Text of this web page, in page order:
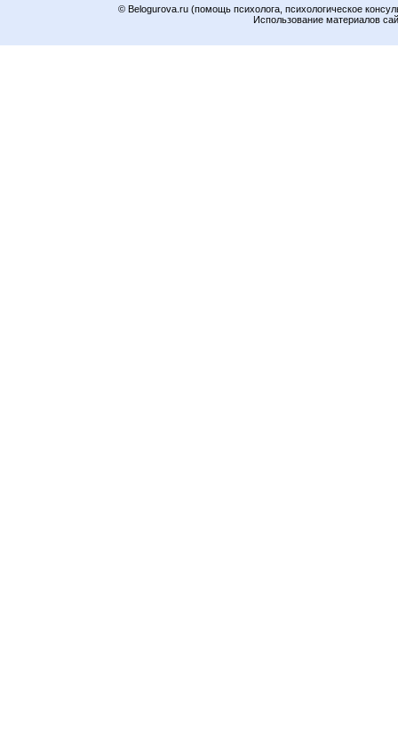
© Belogurova.ru (помощь психолога, психологическое
Использование материалов